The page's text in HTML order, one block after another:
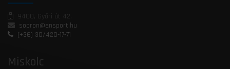
9400, Győri út 42.
sopron@ensport.hu
(+36) 30/420-17-71
Miskolc